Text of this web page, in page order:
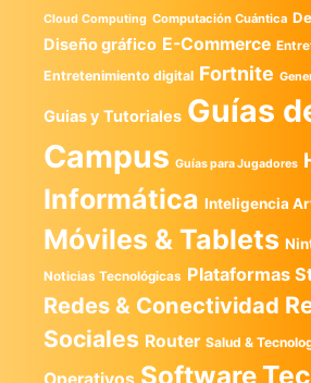
Cloud Computing Computación Cuántica
Diseño gráfico E-Commerce
Entretenimiento digital Fortnite
Guias y Tutoriales Guías
Campus Guías para Jugadores
Informática Inteligencia
Móviles & Tablets
Noticias Tecnológicas Plataformas
Redes & Conectividad
Sociales Router Salud &
Software